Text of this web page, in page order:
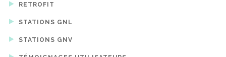
RETROFIT
STATIONS GNL
STATIONS GNV